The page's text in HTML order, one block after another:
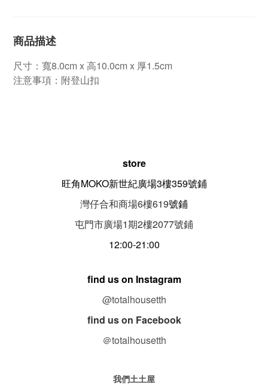
商品描述
尺寸：寬8.0cm x 高10.0cm x 厚1.5cm
注意事項：附登山扣
store
旺角MOKO新世紀廣場3樓359號鋪
灣仔合和商場6樓619號鋪
屯門市廣場1期2樓2077號鋪
12:00-21:00
find us on Instagram
@totalhousetth
find us on Facebook
＠totalhousetth
我們土土屋